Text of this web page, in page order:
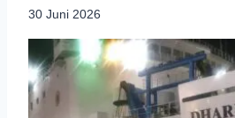
30 Juni 2026